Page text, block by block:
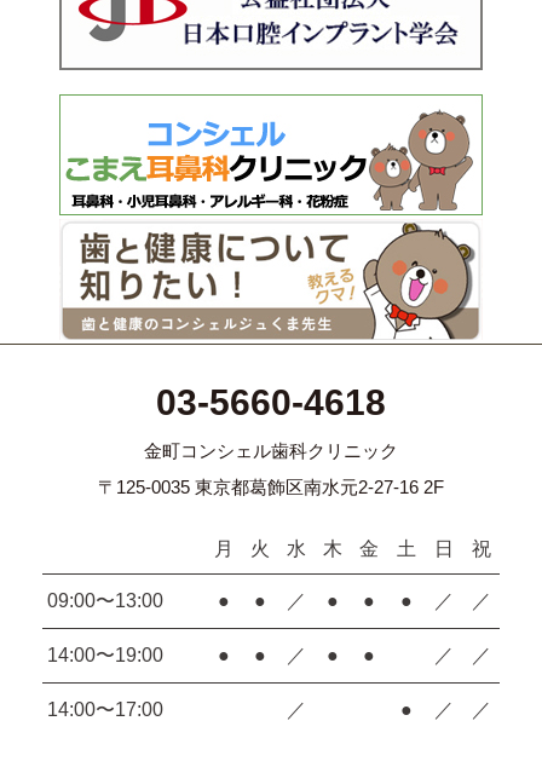
03-5660-4618
金町コンシェル歯科クリニック
〒125-0035 東京都葛飾区南水元2-27-16 2F
月 火 水 木 金 土 日 祝
09:00〜13:00 ● ● ／ ● ● ● ／ ／
14:00〜19:00 ● ● ／ ● ● ／ ／
14:00〜17:00 ／ ● ／ ／